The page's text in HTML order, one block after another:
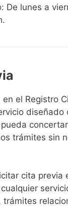
De lunes a
el Registro
diseñado
trámites sin
cita previa
trámites